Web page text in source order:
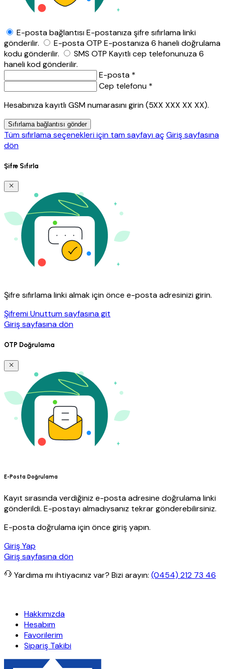
E-posta bağlantısıE-postanıza şifre sıfırlama linki
gönderilir.
E-posta OTP E-postanıza 6 haneli doğrulama
kodu gönderilir.
SMS OTP Kayıtlı cep telefonunuza 6
haneli kod gönderilir.
E-posta *
Cep telefonu *
Hesabınıza kayıtlı GSM numarasını girin (5XX XXX XX XX).
Sıfırlama bağlantısı gönder
Tüm sıfırlama seçenekleri için tam sayfayı açGiriş sayfasına
dön
Şifre Sıfırla
Şifre sıfırlama linki almak için önce e-posta adresinizi girin.
Şifremi Unuttum sayfasına git
Giriş sayfasına dön
OTP Doğrulama
E-Posta Doğrulama
Kayıt sırasında verdiğiniz e-posta adresine doğrulama linki
gönderildi. E-postayı almadıysanız tekrar gönderebilirsiniz.
E-posta doğrulama için önce giriş yapın.
Giriş Yap
Giriş sayfasına dön
Yardıma mı ihtiyacınız var? Bizi arayın: (0454) 212 73 46
Hakkımızda
Hesabım
Favorilerim
Sipariş Takibi